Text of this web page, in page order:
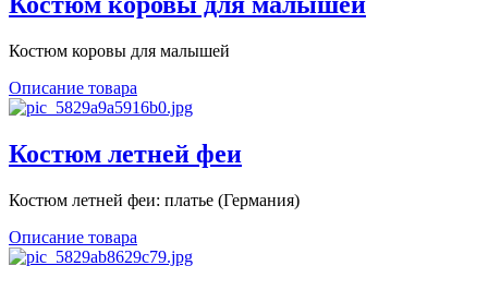
Костюм коровы для малышей
Описание товара
Костюм летней феи
Костюм летней феи: платье (Германия)
Описание товара